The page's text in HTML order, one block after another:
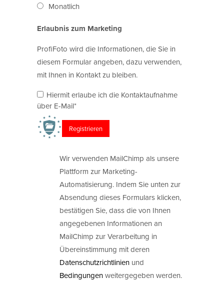
Monatlich
Erlaubnis zum Marketing
ProfiFoto wird die Informationen, die Sie in
diesem Formular angeben, dazu verwenden,
mit Ihnen in Kontakt zu bleiben.
Hiermit erlaube ich die Kontaktaufnahme
über E-Mail*
Wir verwenden MailChimp als unsere
Plattform zur Marketing-
Automatisierung. Indem Sie unten zur
Absendung dieses Formulars klicken,
bestätigen Sie, dass die von Ihnen
angegebenen Informationen an
MailChimp zur Verarbeitung in
Übereinstimmung mit deren
Datenschutzrichtlinien und
Bedingungenweitergegeben werden.